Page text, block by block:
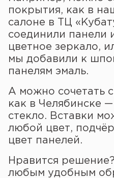
покрытия, как в
салоне в ТЦ
соединили панели
цветное зеркало,
мы добавили к
панелям эмаль.
А можно сочетать
как в Челябинске
стекло. Вставки
любой цвет,
цвет панелей.
Нравится
любым удобным